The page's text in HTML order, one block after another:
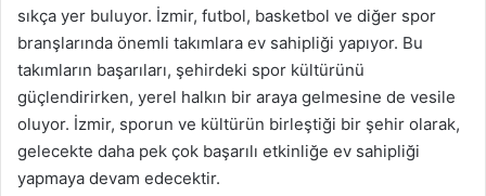
sıkça yer buluyor. İzmir, futbol, basketbol ve diğer spor
branşlarında önemli takımlara ev sahipliği yapıyor. Bu
takımların başarıları, şehirdeki spor kültürünü
güçlendirirken, yerel halkın bir araya gelmesine de vesile
oluyor. İzmir, sporun ve kültürün birleştiği bir şehir olarak,
gelecekte daha pek çok başarılı etkinliğe ev sahipliği
yapmaya devam edecektir.